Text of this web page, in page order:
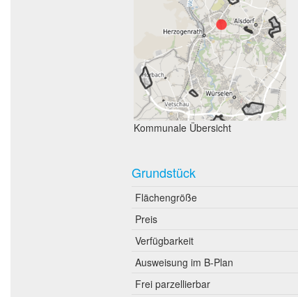
Kommunale Übersicht
Grundstück
Flächengröße
Preis
Verfügbarkeit
Ausweisung im B-Plan
Frei parzellierbar